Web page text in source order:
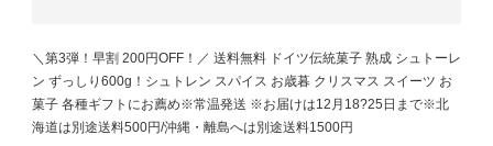
＼第3弾！早割 200円OFF！／ 送料無料 ドイツ伝統菓子 熟成 シュトーレ
ン ずっしり600g！シュトレン スパイス お歳暮 クリスマス スイーツ お
菓子 各種ギフトにお薦め※常温発送 ※お届けは12月18?25日まで※北
海道は別途送料500円/沖縄・離島へは別途送料1500円